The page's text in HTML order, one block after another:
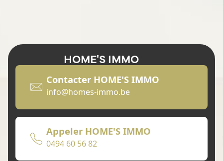
HOME'S IMMO
Contacter HOME'S IMMO
info@homes-immo.be
Appeler HOME'S IMMO
0494 60 56 82